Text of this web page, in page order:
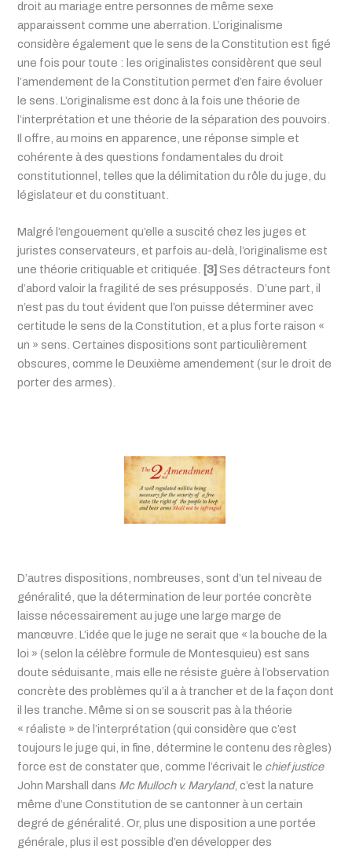
droit au mariage entre personnes de même sexe
apparaissent comme une aberration. L’originalisme
considère également que le sens de la Constitution est figé
une fois pour toute : les originalistes considèrent que seul
l’amendement de la Constitution permet d’en faire évoluer
le sens. L’originalisme est donc à la fois une théorie de
l’interprétation et une théorie de la séparation des pouvoirs.
Il offre, au moins en apparence, une réponse simple et
cohérente à des questions fondamentales du droit
constitutionnel, telles que la délimitation du rôle du juge, du
législateur et du constituant.
Malgré l’engouement qu’elle a suscité chez les juges et
juristes conservateurs, et parfois au-delà, l’originalisme est
une théorie critiquable et critiquée. [3]Ses détracteurs font
d’abord valoir la fragilité de ses présupposés. D’une part, il
n’est pas du tout évident que l’on puisse déterminer avec
certitude le sens de la Constitution, et a plus forte raison «
un » sens. Certaines dispositions sont particulièrement
obscures, comme le Deuxième amendement (sur le droit de
porter des armes).
D’autres dispositions, nombreuses, sont d’un tel niveau de
généralité, que la détermination de leur portée concrète
laisse nécessairement au juge une large marge de
manœuvre. L’idée que le juge ne serait que « la bouche de la
loi » (selon la célèbre formule de Montesquieu) est sans
doute séduisante, mais elle ne résiste guère à l’observation
concrète des problèmes qu’il a à trancher et de la façon dont
il les tranche. Même si on se souscrit pas à la théorie
« réaliste » de l’interprétation (qui considère que c’est
toujours le juge qui, in fine, détermine le contenu des règles)
force est de constater que, comme l’écrivait le chief justice
John Marshall dans Mc Mulloch v. Maryland, c’est la nature
même d’une Constitution de se cantonner à un certain
degré de généralité. Or, plus une disposition a une portée
générale, plus il est possible d’en développer des